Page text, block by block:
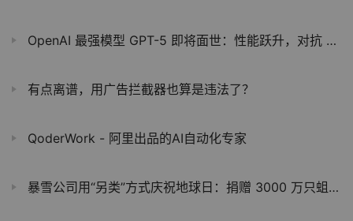
OpenAI 最强模型 GPT-5 即将面世：性能跃升，对抗 Gemini 2.5 Pro 和 Claude 4 的杀手锏
有点离谱，用广告拦截器也算是违法了？
QoderWork - 阿里出品的AI自动化专家
暴雪公司用“另类”方式庆祝地球日：捐赠 3000 万只蛆虫喂鸟